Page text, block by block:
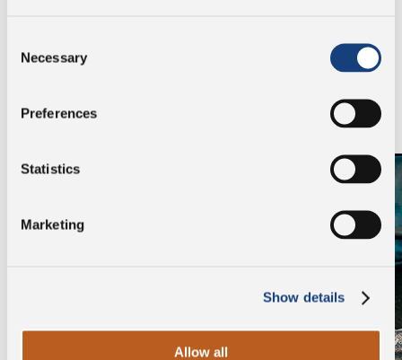
Selection
Necessary
Preferences
Statistics
Marketing
Show details
Allow all
Parcourez la galerie pour découvrir qui sont nos